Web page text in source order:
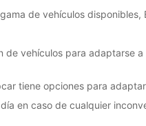
de vehículos disponibles,
de vehículos para adaptarse a
tiene opciones para
en caso de cualquier